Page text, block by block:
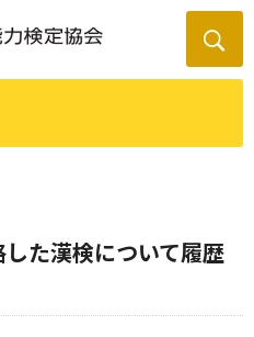
た漢検について履歴